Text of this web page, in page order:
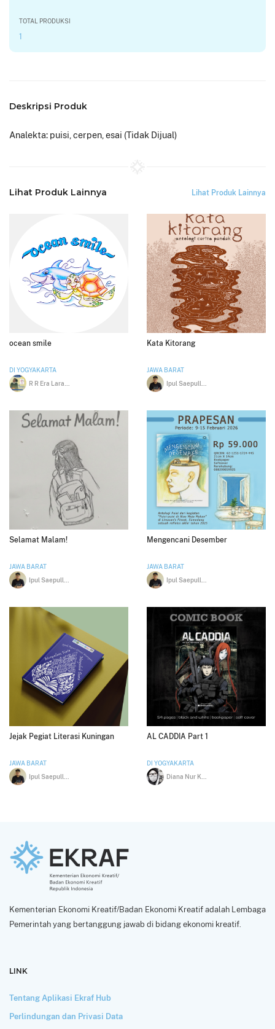
TOTAL PRODUKSI
1
Deskripsi Produk
Analekta: puisi, cerpen, esai (Tidak Dijual)
Lihat Produk Lainnya Lihat Produk Lainnya
ocean smile
DI YOGYAKARTA
Kata Kitorang
JAWA BARAT
Selamat Malam!
JAWA BARAT
Mengencani Desember
JAWA BARAT
Jejak Pegiat Literasi Kuningan
JAWA BARAT
AL CADDIA Part 1
DI YOGYAKARTA
Kementerian Ekonomi Kreatif/Badan Ekonomi Kreatif adalah Lembaga
Pemerintah yang bertanggung jawab di bidang ekonomi kreatif.
LINK
Tentang Aplikasi Ekraf Hub
Perlindungan dan Privasi Data